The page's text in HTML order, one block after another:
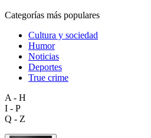
Categorías más populares
Cultura y sociedad
Humor
Noticias
Deportes
True crime
A - H
I - P
Q - Z